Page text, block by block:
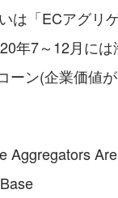
は「ECアグリ
年7～12月に
ーン(企業価値
Aggregators